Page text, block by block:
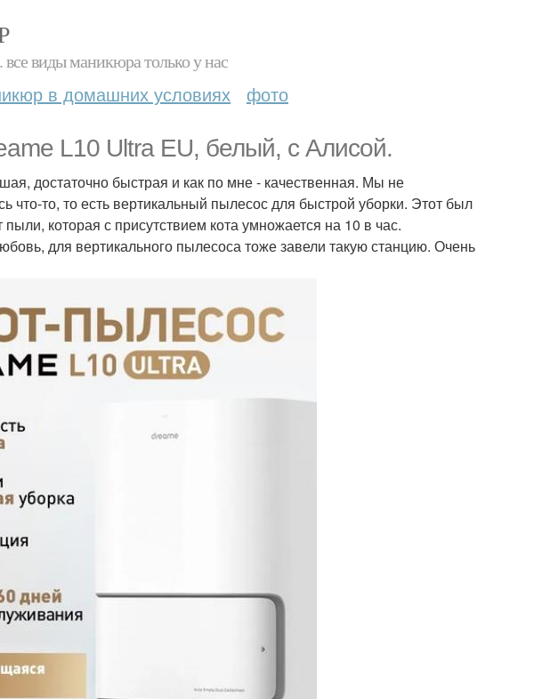
виды маникюра только у нас
в домашних условиях фото
L10 Ultra EU, белый, с Алисой.
достаточно быстрая и как по мне - качественная. Мы не
что-то, то есть вертикальный пылесос для быстрой уборки. Этот был
которая с присутствием кота умножается на 10 в час.
для вертикального пылесоса тоже завели такую станцию. Очень